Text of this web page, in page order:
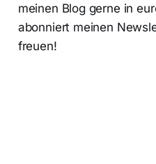
meinen Blog gerne in
abonniert meinen
freuen!